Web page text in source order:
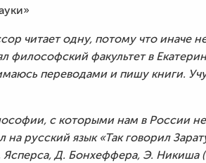
читает одну, потому что иначе
факультет в
переводами и пишу книги.
с которыми нам в России не
на русский язык «Так говорил
Д. Бонхеффера, Э. Никиша